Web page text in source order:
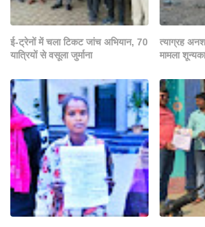
ई-ट्रेनों में चला टिकट जांच अभियान, 70
यात्रियों से वसूला जुर्माना
त्याग्रह
मामला